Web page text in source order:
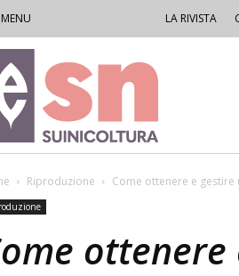
LA RIVISTA
Rivista
di
Suinicoltura
Riproduzione Come ottenere e gestire